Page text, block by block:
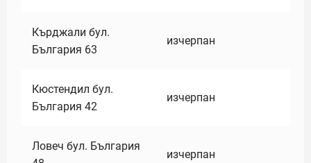
Кърджали бул.
България 63
изчерпан
Кюстендил бул.
България 42
изчерпан
Ловеч бул. България
изчерпан